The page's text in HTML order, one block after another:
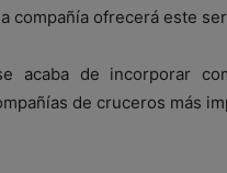
compañía ofrecerá este
acaba de incorporar
de cruceros más